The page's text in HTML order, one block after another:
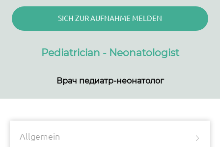
SICH ZUR AUFNAHME MELDEN
Pediatrician - Neonatologist
Врач педиатр-неонатолог
Allgemein